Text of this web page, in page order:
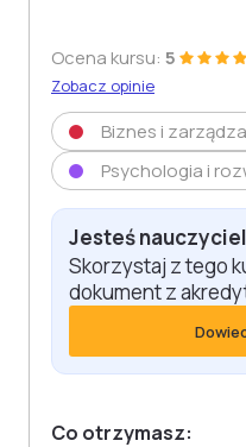
Ocena kursu: 5
Zobacz opinie
Biznes i
Psychologia i
Jesteś
Skorzystaj z tego
dokument z
Co otrzymasz: